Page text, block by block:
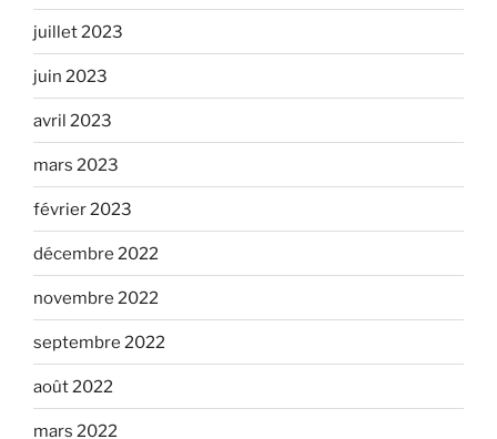
juillet 2023
juin 2023
avril 2023
mars 2023
février 2023
décembre 2022
novembre 2022
septembre 2022
août 2022
mars 2022